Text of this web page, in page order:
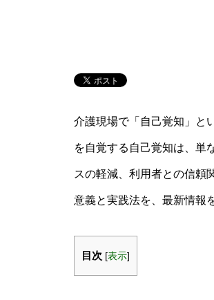
介護現場で「自己覚知」と
を自覚する自己覚知は、単
スの軽減、利用者との信
意義と実践法を、最新情報
目次 [表示]